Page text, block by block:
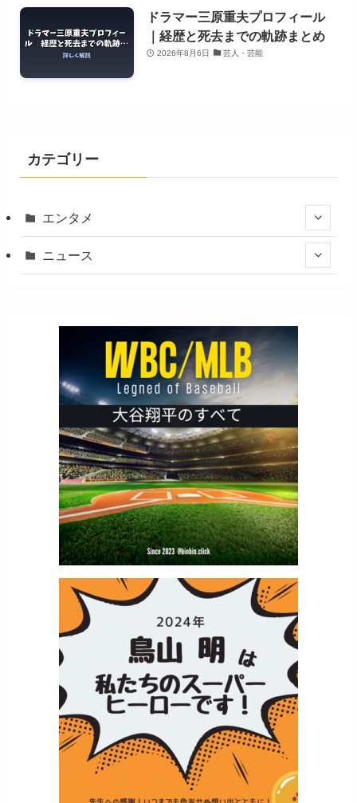
ドラマー三原重夫プロフィール
｜経歴と死去までの軌跡まとめ
2026年8月6日 芸人・芸能
カテゴリー
エンタメ
ニュース